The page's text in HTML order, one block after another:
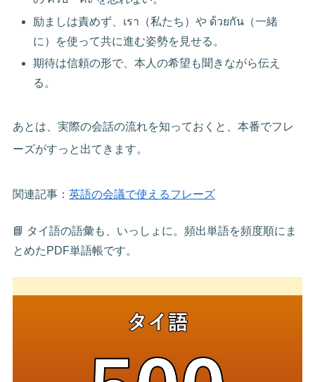
励ましは責めず、เรา（私たち）や ด้วยกัน（一緒
に）を使って共に進む姿勢を見せる。
期待は信頼の形で、本人の希望も聞きながら伝え
る。
あとは、実際の会話の流れを知っておくと、本番でフレ
ーズがすっと出てきます。
関連記事：英語の会議で使えるフレーズ
📘 タイ語の語彙も、いっしょに。頻出単語を頻度順にま
とめたPDF単語帳です。